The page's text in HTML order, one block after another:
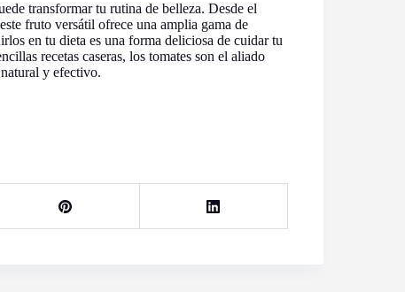
transformar tu rutina de belleza. Desde el
fruto versátil ofrece una amplia gama de
en tu dieta es una forma deliciosa de cuidar tu
recetas caseras, los tomates son el aliado
y efectivo.